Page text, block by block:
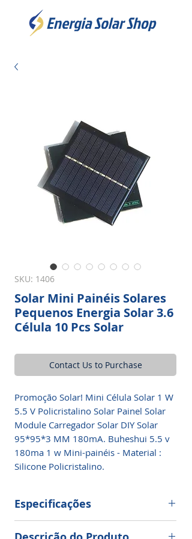
SKU: 1406
Solar Mini Painéis Solares
Pequenos Energia Solar 3.6
Célula 10 Pcs Solar
Contact Us to Purchase
Promoção Solar! Mini Célula Solar 1 W
5.5 V Policristalino Solar Painel Solar
Module Carregador Solar DIY Solar
95*95*3 MM 180mA. Buheshui 5.5 v
180ma 1 w Mini-painéis - Material :
Silicone Policristalino.
Especificações